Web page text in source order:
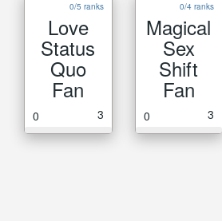
0/5 ranks
Love
Status
Quo
Fan
0 3
0/4 ranks
Magical
Sex
Shift
Fan
0 3